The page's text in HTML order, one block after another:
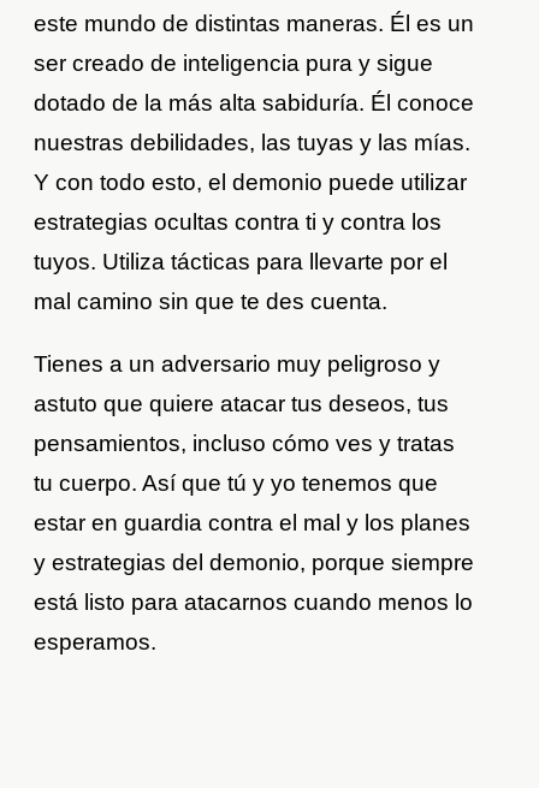
este mundo de distintas maneras. Él es un
ser creado de inteligencia pura y sigue
dotado de la más alta sabiduría. Él conoce
nuestras debilidades, las tuyas y las mías.
Y con todo esto, el demonio puede utilizar
estrategias ocultas contra ti y contra los
tuyos. Utiliza tácticas para llevarte por el
mal camino sin que te des cuenta.
Tienes a un adversario muy peligroso y
astuto que quiere atacar tus deseos, tus
pensamientos, incluso cómo ves y tratas
tu cuerpo. Así que tú y yo tenemos que
estar en guardia contra el mal y los planes
y estrategias del demonio, porque siempre
está listo para atacarnos cuando menos lo
esperamos.